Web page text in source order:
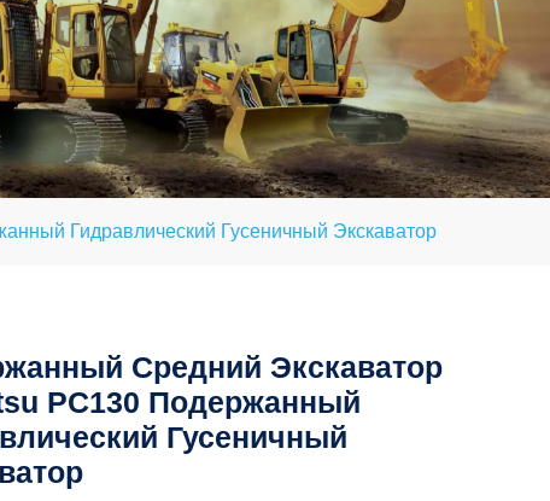
Гидравлический Гусеничный Экскаватор
Средний Экскаватор
PC130 Подержанный
Гусеничный